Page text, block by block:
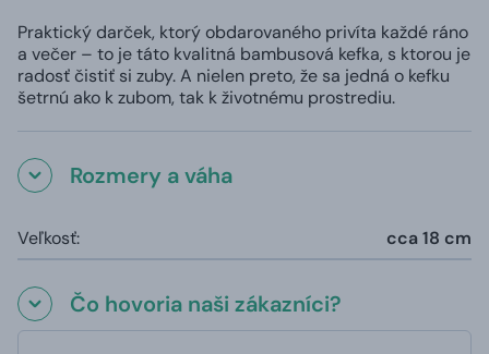
Praktický darček, ktorý obdarovaného privíta každé ráno
a večer – to je táto kvalitná bambusová kefka, s ktorou je
radosť čistiť si zuby. A nielen preto, že sa jedná o kefku
šetrnú ako k zubom, tak k životnému prostrediu.
Rozmery a váha
Veľkosť: cca 18 cm
Čo hovoria naši zákazníci?